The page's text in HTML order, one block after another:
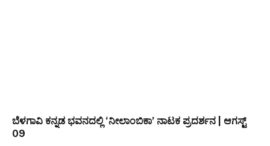
ಬೆಳಗಾವಿ ಕನ್ನಡ ಭವನದಲ್ಲಿ ‘ನೀಲಾಂಬಿಕಾ’ ನಾಟಕ ಪ್ರದರ್ಶನ | ಆಗಸ್ಟ್
09